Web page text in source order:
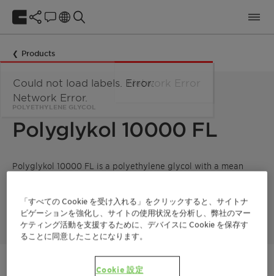
Products
POLYETHYLENE GLYCOL
Polyglykol 10000 FL
Polyglykol 10000 FL is a polyethylene glycol with a mean
demanding processes, such as making rheology modifiers
(HEUR thickeners).
ご連絡ください
「すべての Cookie を受け入れる」をクリックすると、サイトナ
ビゲーションを強化し、サイトの使用状況を分析し、弊社のマー
ケティング活動を支援するために、デバイスに Cookie を保存す
ることに同意したことになります。
Cookie 設定
Network Error
Could not load labels. Error:
Network Error.